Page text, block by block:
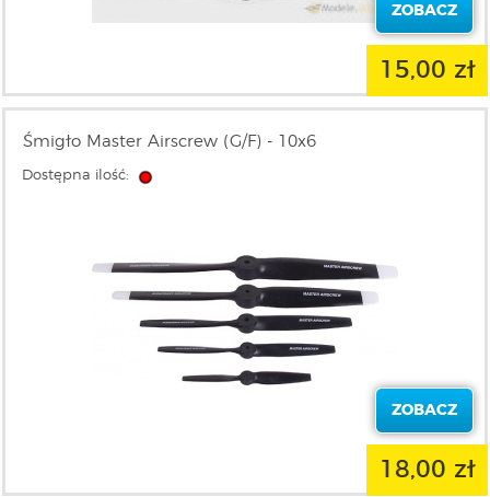
ZOBACZ
15,00 zł
Śmigło Master Airscrew (G/F) - 10x6
Dostępna ilość:
ZOBACZ
18,00 zł